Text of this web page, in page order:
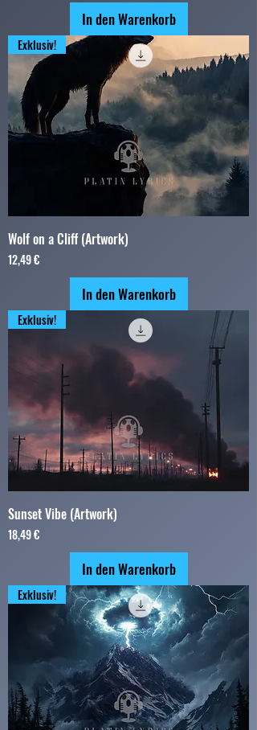
In den Warenkorb
Exklusiv!
Wolf on a Cliff (Artwork)
Preis
12,49 €
In den Warenkorb
Exklusiv!
Sunset Vibe (Artwork)
Preis
18,49 €
In den Warenkorb
Exklusiv!